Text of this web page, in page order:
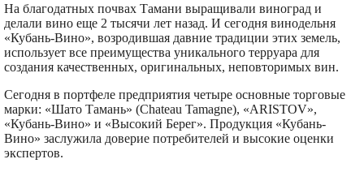
На благодатных почвах Тамани выращивали виноград и
делали вино еще 2 тысячи лет назад. И сегодня винодельня
«Кубань-Вино», возродившая давние традиции этих земель,
использует все преимущества уникального терруара для
создания качественных, оригинальных, неповторимых вин.
Сегодня в портфеле предприятия четыре основные торговые
марки: «Шато Тамань» (Chateau Tamagne), «ARISTOV»,
«Кубань-Вино» и «Высокий Берег». Продукция «Кубань-
Вино» заслужила доверие потребителей и высокие оценки
экспертов.